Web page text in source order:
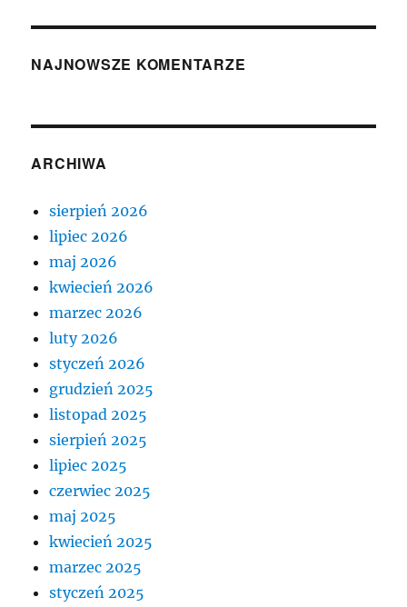
NAJNOWSZE KOMENTARZE
ARCHIWA
sierpień 2026
lipiec 2026
maj 2026
kwiecień 2026
marzec 2026
luty 2026
styczeń 2026
grudzień 2025
listopad 2025
sierpień 2025
lipiec 2025
czerwiec 2025
maj 2025
kwiecień 2025
marzec 2025
styczeń 2025